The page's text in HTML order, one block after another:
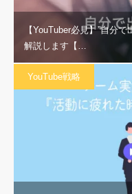
【YouTuber必見】”自分
解説します【…
YouTube戦略